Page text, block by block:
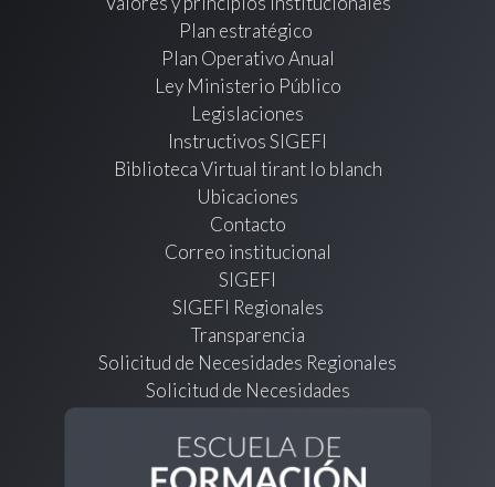
Plan estratégico
Plan Operativo Anual
Ley Ministerio Público
Legislaciones
Instructivos SIGEFI
Biblioteca Virtual tirant lo blanch
Ubicaciones
Contacto
Correo institucional
SIGEFI
SIGEFI Regionales
Transparencia
Solicitud de Necesidades Regionales
Solicitud de Necesidades